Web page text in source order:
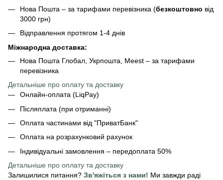
Нова Пошта – за тарифами перевізника (безкоштовно від
3000 грн)
Відправлення протягом 1-4 днів
Міжнародна доставка:
Нова Пошта Глобал, Укрпошта, Meest – за тарифами
перевізника
Детальніше про оплату та доставку
Онлайн-оплата (LiqPay)
Післяплата (при отриманні)
Оплата частинами від "ПриватБанк"
Оплата на розрахунковий рахунок
Індивідуальні замовлення – передоплата 50%
Детальніше про оплату та доставку
Залишилися питання? Зв'яжіться з нами! Ми завжди раді